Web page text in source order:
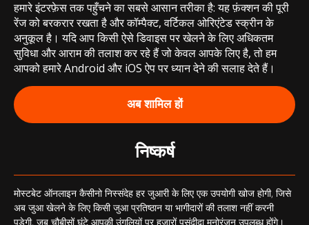
हमारे इंटरफ़ेस तक पहुँचने का सबसे आसान तरीका है: यह फ़ंक्शन की पूरी
रेंज को बरकरार रखता है और कॉम्पैक्ट, वर्टिकल ओरिएंटेड स्क्रीन के
अनुकूल है। यदि आप किसी ऐसे डिवाइस पर खेलने के लिए अधिकतम
सुविधा और आराम की तलाश कर रहे हैं जो केवल आपके लिए है, तो हम
आपको हमारे Android और iOS ऐप पर ध्यान देने की सलाह देते हैं।
अब शामिल हों
निष्कर्ष
मोस्टबेट ऑनलाइन कैसीनो निस्संदेह हर जुआरी के लिए एक उपयोगी खोज होगी, जिसे
अब जुआ खेलने के लिए किसी जुआ प्रतिष्ठान या भागीदारों की तलाश नहीं करनी
पड़ेगी, जब चौबीसों घंटे आपकी उंगलियों पर हजारों पसंदीदा मनोरंजन उपलब्ध होंगे।